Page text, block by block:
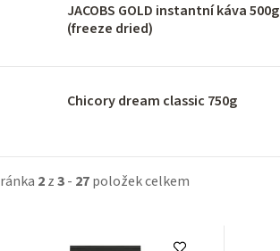
JACOBS GOLD instantní káva 500g
(freeze dried)
Chicory dream classic 750g
2z3- 27položek celkem